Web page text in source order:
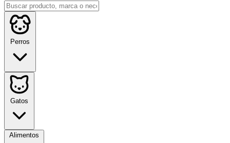
Perros
Gatos
Alimentos